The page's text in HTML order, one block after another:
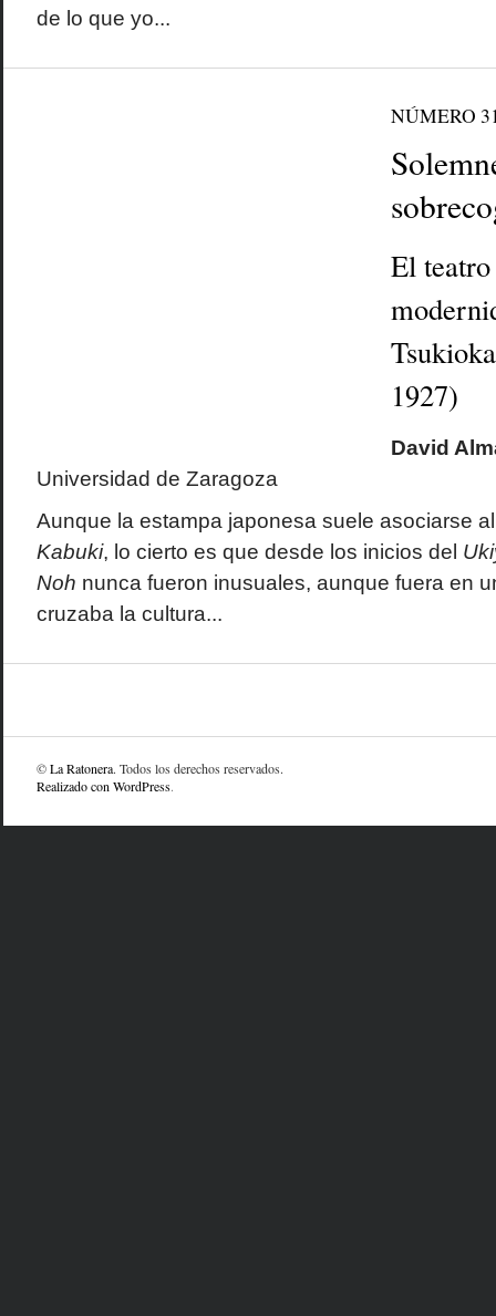
de lo que yo...
NÚMERO
El
1927)
David
Universidad de Zaragoza
Aunque la estampa japonesa suele asociarse
Kabuki, lo cierto es que desde los inicios del
Noh nunca fueron inusuales, aunque fuera en
cruzaba la cultura...
©La Ratonera. Todos los derechos reservados.
Realizado con WordPress.